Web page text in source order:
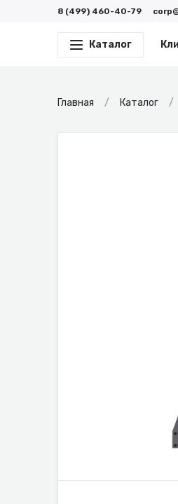
8 (499) 460-40-79
Каталог
Главная Каталог